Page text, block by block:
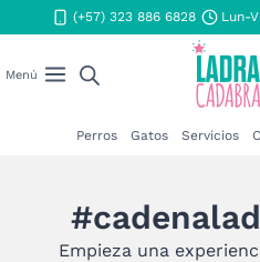
al
(+57) 323 886 6828 Lun-
Menú
Perros Gatos Servicios
Empieza una